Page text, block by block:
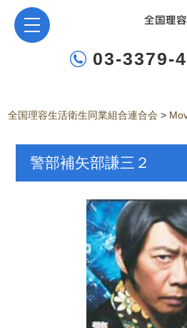
03-3379-
全国理容生活衛生同業組合連合会 >
警部補矢部謙三２